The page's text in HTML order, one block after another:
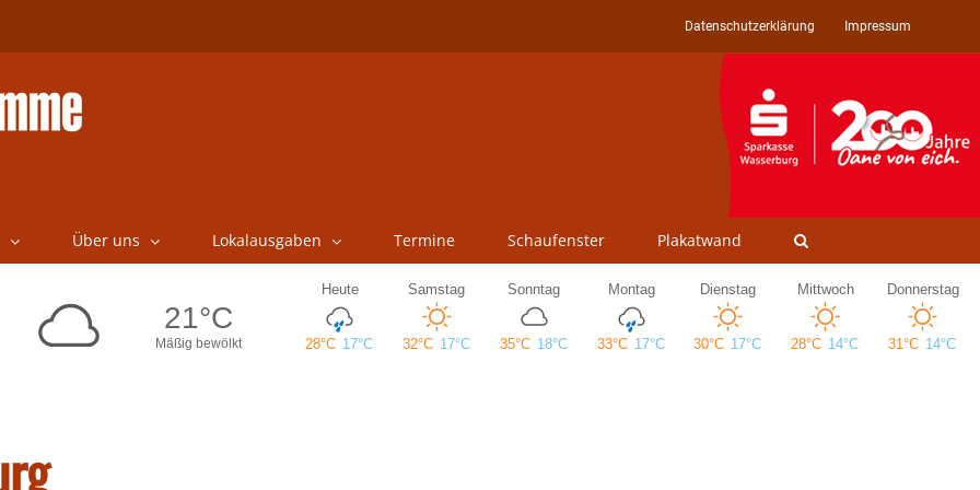
Datenschutzerklärung Impressum
Über uns Lokalausgaben Termine Schaufenster Plakatwand